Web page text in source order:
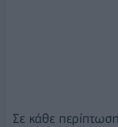
Σε κάθε